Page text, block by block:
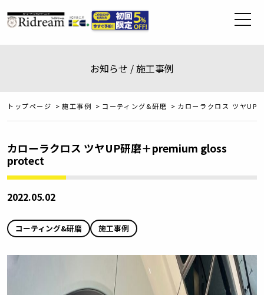
お知らせ / 施工事例
トップページ > 施工事例 > コーティング&研磨 > カローラクロス ツヤ
カローラクロス ツヤUP研磨＋premium gloss
protect
2022.05.02
コーティング&研磨 施工事例